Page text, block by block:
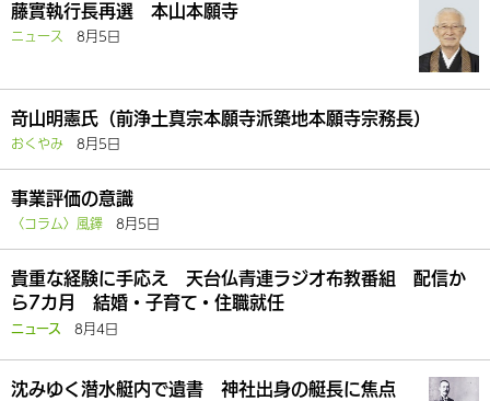
藤實執行長再選 本山本願寺
ニュース 8月5日
竒山明憲氏（前浄土真宗本願寺派築地本願寺宗務長）
おくやみ 8月5日
事業評価の意識
〈コラム〉風鐸 8月5日
貴重な経験に手応え 天台仏青連ラジオ布教番組 配信か
ら7カ月 結婚・子育て・住職就任
ニュース 8月4日
沈みゆく潜水艇内で遺書 神社出身の艇長に焦点